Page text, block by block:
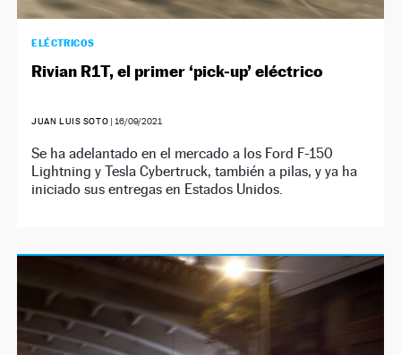
ELÉCTRICOS
Rivian R1T, el primer ‘pick-up’ eléctrico
JUAN LUIS SOTO |16/09/2021
Se ha adelantado en el mercado a los Ford F-150
Lightning y Tesla Cybertruck, también a pilas, y ya ha
iniciado sus entregas en Estados Unidos.